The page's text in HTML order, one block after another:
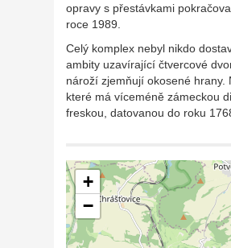
opravy s přestávkami
roce 1989.
Celý komplex nebyl nikdo
ambity uzavírající čtvercové
nároží zjemňují okosené hrany.
které má víceméně zámeckou
freskou, datovanou do roku
+
−